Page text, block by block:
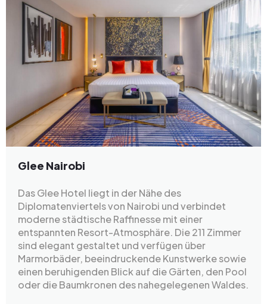
Glee Nairobi
Das Glee Hotel liegt in der Nähe des
Diplomatenviertels von Nairobi und verbindet
moderne städtische Raffinesse mit einer
entspannten Resort-Atmosphäre. Die 211 Zimmer
sind elegant gestaltet und verfügen über
Marmorbäder, beeindruckende Kunstwerke sowie
einen beruhigenden Blick auf die Gärten, den Pool
oder die Baumkronen des nahegelegenen Waldes.